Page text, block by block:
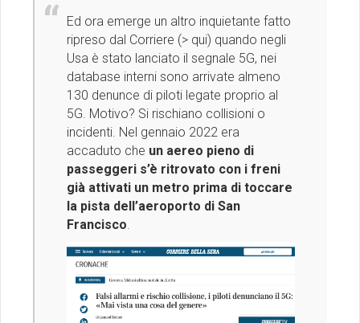
Ed ora emerge un altro inquietante fatto
ripreso dal Corriere (> qui) quando negli
Usa è stato lanciato il segnale 5G, nei
database interni sono arrivate almeno
130 denunce di piloti legate proprio al
5G. Motivo? Si rischiano collisioni o
incidenti. Nel gennaio 2022 era
accaduto che un aereo pieno di
passeggeri s’è ritrovato con i freni
già attivati un metro prima di toccare
la pista dell’aeroporto di San
Francisco.